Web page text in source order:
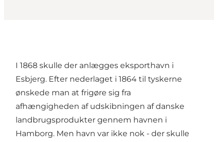
I 1868 skulle der anlægges eksporthavn i
Esbjerg. Efter nederlaget i 1864 til tyskerne
ønskede man at frigøre sig fra
afhængigheden af udskibningen af danske
landbrugsprodukter gennem havnen i
Hamborg. Men havn var ikke nok - der skulle